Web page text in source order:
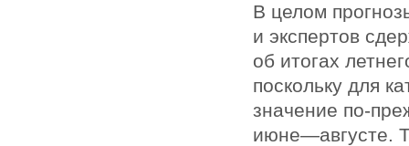
В целом
и экспертов
об итогах
поскольку для
значение по-
июне—августе.